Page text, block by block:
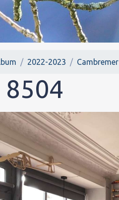
2022-2023 Cambremer
8504